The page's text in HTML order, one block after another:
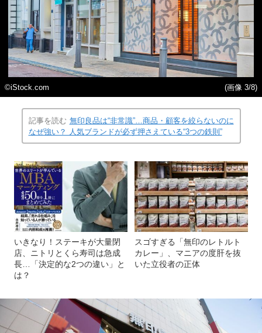
©️iStock.com (画像 3/8)
記事を読む 無印良品は“非常識”…商品・顧客を絞らないのに
なぜ強い？ 人気ブランドが必ず押さえている“3つの鉄則”
いきなり！ステーキが大量閉
店、ニトリとくら寿司は急成
長…「決定的な2つの違い」と
は？
スゴすぎる「無印のレトルト
カレー」、マニアの度肝を抜
いた立役者の正体